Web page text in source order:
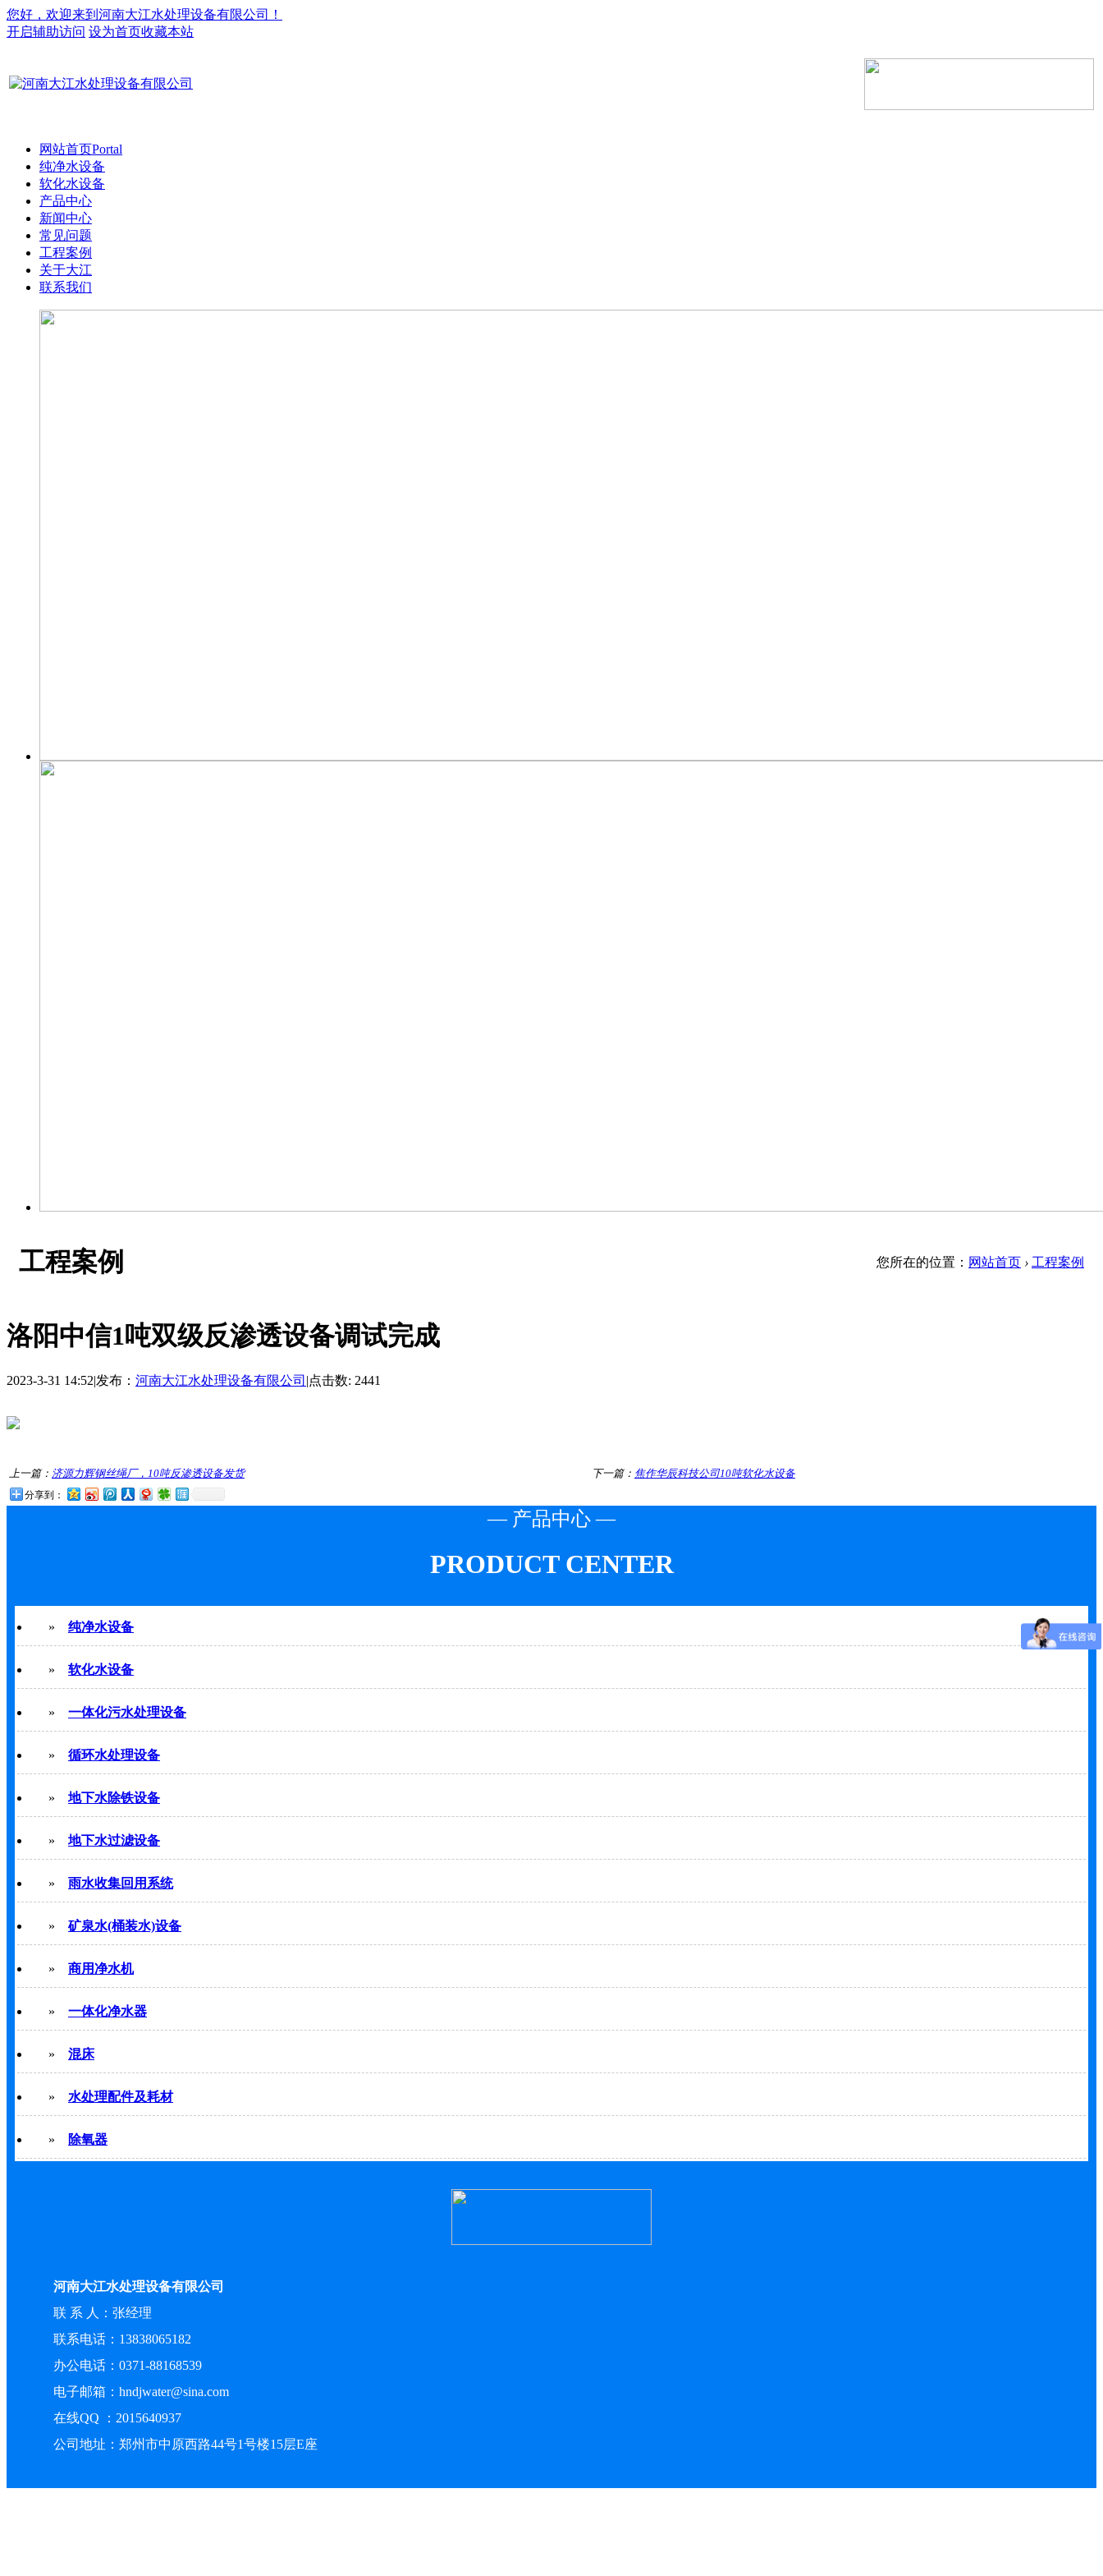
您好，欢迎来到河南大江水处理设备有限公司！
开启辅助访问 设为首页收藏本站
网站首页Portal
纯净水设备
软化水设备
产品中心
新闻中心
常见问题
工程案例
关于大江
联系我们
工程案例 您所在的位置： 网站首页 › 工程案例
洛阳中信1吨双级反渗透设备调试完成
2023-3-31 14:52|发布： 河南大江水处理设备有限公司 |点击数: 2441
上一篇： 济源力辉钢丝绳厂，10吨反渗透设备发货 下一篇： 焦作华辰科技公司10吨软化水设备
分享到：
— 产品中心 —
PRODUCT CENTER
» 纯净水设备
» 软化水设备
» 一体化污水处理设备
» 循环水处理设备
» 地下水除铁设备
» 地下水过滤设备
» 雨水收集回用系统
» 矿泉水(桶装水)设备
» 商用净水机
» 一体化净水器
» 混床
» 水处理配件及耗材
» 除氧器
河南大江水处理设备有限公司
联 系 人：张经理
联系电话：13838065182
办公电话：0371-88168539
电子邮箱：hndjwater@sina.com
在线QQ ：2015640937
公司地址：郑州市中原西路44号1号楼15层E座